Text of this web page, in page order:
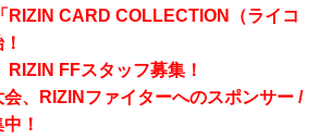
CARD COLLECTION（ライコ
FFスタッフ募集！
、RIZINファイターへのスポンサー /
！